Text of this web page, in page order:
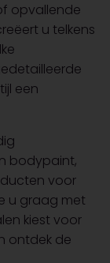
opvallende
u telkens
een
bodypaint,
voor
u graag met
kiest voor
ontdek de